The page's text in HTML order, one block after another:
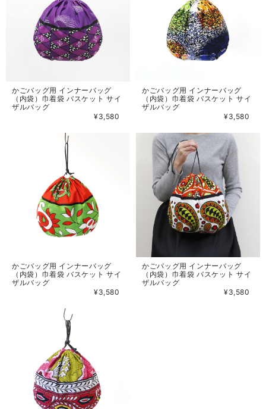
かごバッグ用 インナーバッグ
（内袋）巾着袋 バスケット サイ
ザルバッグ
¥3,580
かごバッグ用 インナーバッグ
（内袋）巾着袋 バスケット サイ
ザルバッグ
¥3,580
かごバッグ用 インナーバッグ
（内袋）巾着袋 バスケット サイ
ザルバッグ
¥3,580
かごバッグ用 インナーバッグ
（内袋）巾着袋 バスケット サイ
ザルバッグ
¥3,580